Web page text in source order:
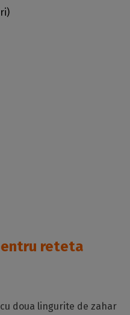
reteta
doua lingurite de zahar